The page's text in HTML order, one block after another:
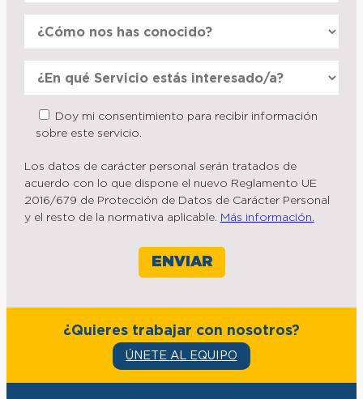
Doy mi consentimiento para recibir información
sobre este servicio.
Los datos de carácter personal serán tratados de
acuerdo con lo que dispone el nuevo Reglamento UE
2016/679 de Protección de Datos de Carácter Personal
y el resto de la normativa aplicable. Más información.
¿Quieres trabajar con nosotros?
ÚNETE AL EQUIPO